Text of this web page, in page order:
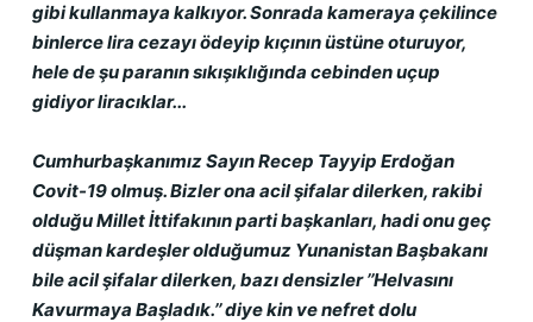
gibi kullanmaya kalkıyor. Sonrada kameraya çekilince
binlerce lira cezayı ödeyip kıçının üstüne oturuyor,
hele de şu paranın sıkışıklığında cebinden uçup
gidiyor liracıklar...
Cumhurbaşkanımız Sayın Recep Tayyip Erdoğan
Covit-19 olmuş. Bizler ona acil şifalar dilerken, rakibi
olduğu Millet İttifakının parti başkanları, hadi onu geç
düşman kardeşler olduğumuz Yunanistan Başbakanı
bile acil şifalar dilerken, bazı densizler ’’Helvasını
Kavurmaya Başladık.’’ diye kin ve nefret dolu